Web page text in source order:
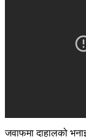
जवाफमा दाहालको